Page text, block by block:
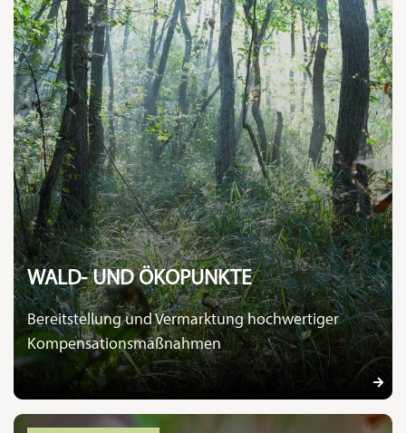
WALD- UND ÖKOPUNKTE
Bereitstellung und Vermarktung hochwertiger
Kompensationsmaßnahmen